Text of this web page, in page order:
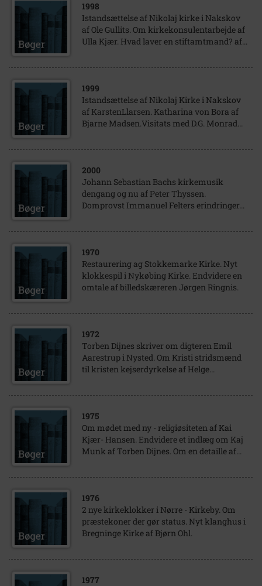
1998
Istandsættelse af Nikolaj kirke i Nakskov
af Ole Gullits. Om kirkekonsulentarbejde af
Ulla Kjær. Hvad laver en stiftamtmand? af...
1999
Istandsættelse af Nikolaj Kirke i Nakskov
af KarstenLlarsen. Katharina von Bora af
Bjarne Madsen.Visitats med D.G. Monrad...
2000
Johann Sebastian Bachs kirkemusik
dengang og nu af Peter Thyssen.
Domprovst Immanuel Felters erindringer...
1970
Restaurering ag Stokkemarke Kirke. Nyt
klokkespil i Nykøbing Kirke. Endvidere en
omtale af billedskæreren Jørgen Ringnis.
1972
Torben Dijnes skriver om digteren Emil
Aarestrup i Nysted. Om Kristi stridsmænd
til kristen kejserdyrkelse af Helge...
1975
Om mødet med ny - religiøsiteten af Kai
Kjær- Hansen. Endvidere et indlæg om Kaj
Munk af Torben Dijnes. Om en detaille af...
1976
2 nye kirkeklokker i Nørre - Kirkeby. Om
præstekoner der gør status. Nyt klanghus i
Bregninge Kirke af Bjørn Ohl.
1977